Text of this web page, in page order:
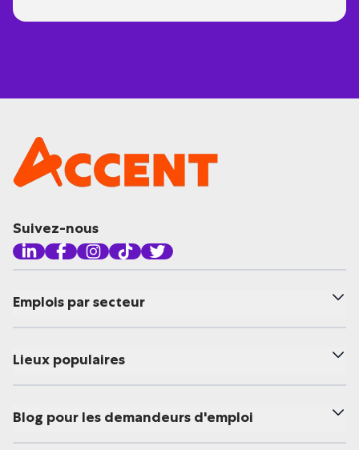
Suivez-nous
Emplois par secteur
Lieux populaires
Blog pour les demandeurs d'emploi